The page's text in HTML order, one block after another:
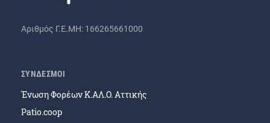
Αριθμός Γ.Ε.ΜΗ: 166265661000
ΣΥΝΔΕΣΜΟΙ
Ένωση Φορέων Κ.ΑΛ.Ο. Αττικής
Patio.coop